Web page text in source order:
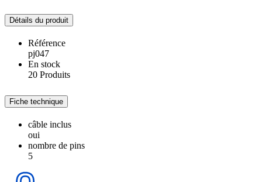
Détails du produit
Référence
pj047
En stock
20 Produits
Fiche technique
câble inclus
oui
nombre de pins
5